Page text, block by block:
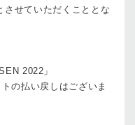
させていただくこととな
2022」
の払い戻しはございま